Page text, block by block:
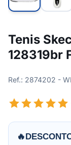
Tenis
128319br
Ref.: 2874202 -
🔥